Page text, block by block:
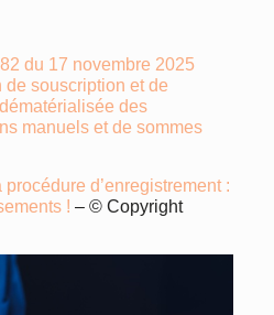
du 17 novembre 2025
de souscription et de
des
manuels et de sommes
d’enregistrement :
! – © Copyright